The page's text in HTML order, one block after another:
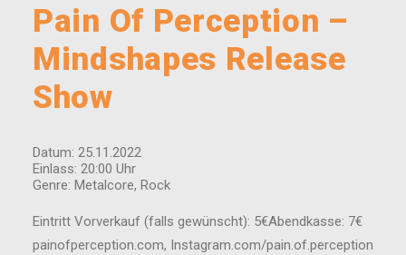
Pain Of Perception –
Mindshapes Release
Show
Datum: 25.11.2022
Einlass: 20:00 Uhr
Genre: Metalcore, Rock
Eintritt Vorverkauf (falls gewünscht): 5€Abendkasse: 7€
painofperception.com, Instagram.com/pain.of.perception